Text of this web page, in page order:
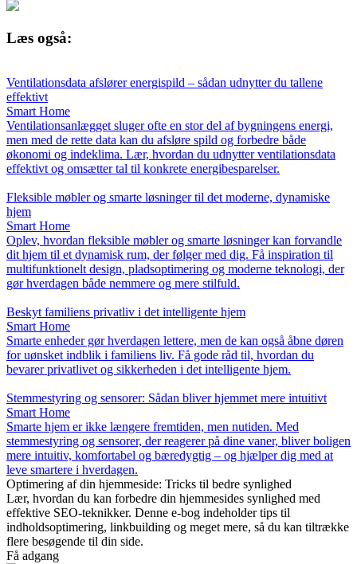
Læs også:
Ventilationsdata afslører energispild – sådan udnytter du tallene
effektivt
Smart Home
Ventilationsanlægget sluger ofte en stor del af bygningens energi,
men med de rette data kan du afsløre spild og forbedre både
økonomi og indeklima. Lær, hvordan du udnytter ventilationsdata
effektivt og omsætter tal til konkrete energibesparelser.
Fleksible møbler og smarte løsninger til det moderne, dynamiske
hjem
Smart Home
Oplev, hvordan fleksible møbler og smarte løsninger kan forvandle
dit hjem til et dynamisk rum, der følger med dig. Få inspiration til
multifunktionelt design, pladsoptimering og moderne teknologi, der
gør hverdagen både nemmere og mere stilfuld.
Beskyt familiens privatliv i det intelligente hjem
Smart Home
Smarte enheder gør hverdagen lettere, men de kan også åbne døren
for uønsket indblik i familiens liv. Få gode råd til, hvordan du
bevarer privatlivet og sikkerheden i det intelligente hjem.
Stemmestyring og sensorer: Sådan bliver hjemmet mere intuitivt
Smart Home
Smarte hjem er ikke længere fremtiden, men nutiden. Med
stemmestyring og sensorer, der reagerer på dine vaner, bliver boligen
mere intuitiv, komfortabel og bæredygtig – og hjælper dig med at
leve smartere i hverdagen.
Optimering af din hjemmeside: Tricks til bedre synlighed
Lær, hvordan du kan forbedre din hjemmesides synlighed med
effektive SEO-teknikker. Denne e-bog indeholder tips til
indholdsoptimering, linkbuilding og meget mere, så du kan tiltrække
flere besøgende til din side.
Få adgang